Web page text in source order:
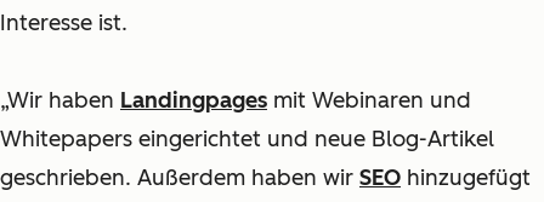
Interesse ist.
„Wir haben Landingpages mit Webinaren und
Whitepapers eingerichtet und neue Blog-Artikel
geschrieben. Außerdem haben wir SEO hinzugefügt